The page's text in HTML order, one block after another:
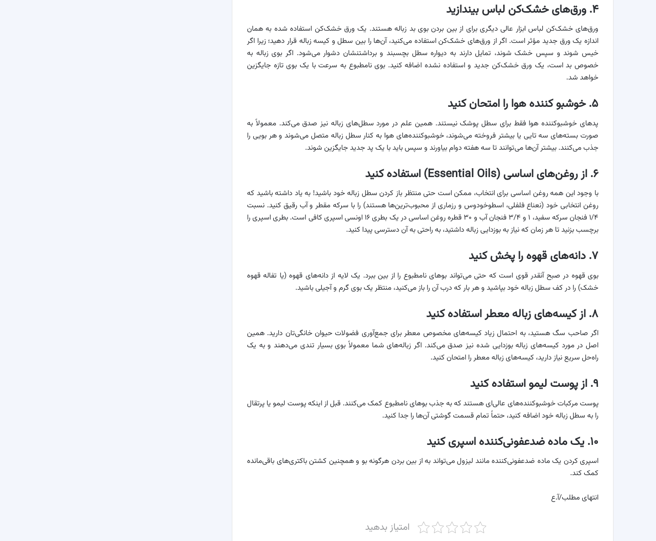
۴. ورق‌های خشک‌کن لباس بیندازید
ورق‌های خشک‌کن لباس ابزار عالی دیگری برای از بین بردن بوی بد زباله هستند. یک ورق خشک‌کن استفاده شده به همان
اندازه یک ورق جدید مؤثر است. اگر از ورق‌های خشک‌کن استفاده می‌کنید، آن‌ها را بین سطل و کیسه زباله قرار دهید؛ زیرا اگر
خیس شوند و سپس خشک شوند، تمایل دارند به دیواره سطل بچسبند و برداشتنشان دشوار می‌شود. اگر بوی زباله به
خصوص بد است، یک ورق خشک‌کن جدید و استفاده نشده اضافه کنید. بوی نامطبوع به سرعت با یک بوی تازه جایگزین
خواهد شد.
۵. خوشبو کننده هوا را امتحان کنید
پدهای خوشبوکننده هوا فقط برای سطل پوشک نیستند. همین علم در مورد سطل‌های زباله نیز صدق می‌کند. معمولاً به
صورت بسته‌های سه تایی یا بیشتر فروخته می‌شوند، خوشبوکننده‌های هوا به کنار سطل زباله متصل می‌شوند و هر بویی را
جذب می‌کنند. بیشتر آن‌ها می‌توانند تا سه هفته دوام بیاورند و سپس باید با یک پد جدید جایگزین شوند.
۶. از روغن‌های اساسی (Essential Oils) استفاده کنید
با وجود این همه روغن اساسی برای انتخاب، ممکن است حتی منتظر باز کردن سطل زباله خود باشید! به یاد داشته باشید که
روغن انتخابی خود (نعناع فلفلی، اسطوخودوس و رزماری از محبوب‌ترین‌ها هستند) را با سرکه مقطر و آب رقیق کنید. نسبت
۱/۴ فنجان سرکه سفید، ۱ و ۳/۴ فنجان آب و ۳۰ قطره روغن اساسی در یک بطری ۱۶ اونسی اسپری کافی است. بطری اسپری را
برچسب بزنید تا هر زمان که نیاز به بوزدایی زباله داشتید، به راحتی به آن دسترسی پیدا کنید.
۷. دانه‌های قهوه را پخش کنید
بوی قهوه در صبح آنقدر قوی است که حتی می‌تواند بوهای نامطبوع را از بین ببرد. یک لایه از دانه‌های قهوه (یا تفاله قهوه
خشک) را در کف سطل زباله خود بپاشید و هر بار که درب آن را باز می‌کنید، منتظر یک بوی گرم و آجیلی باشید.
۸. از کیسه‌های زباله معطر استفاده کنید
اگر صاحب سگ هستید، به احتمال زیاد کیسه‌های مخصوص معطر برای جمع‌آوری فضولات حیوان خانگی‌تان دارید. همین
اصل در مورد کیسه‌های زباله بوزدایی شده نیز صدق می‌کند. اگر زباله‌های شما معمولاً بوی بسیار تندی می‌دهند و به یک
راه‌حل سریع نیاز دارید، کیسه‌های زباله معطر را امتحان کنید.
۹. از پوست لیمو استفاده کنید
پوست مرکبات خوشبوکننده‌های عالی‌ای هستند که به جذب بوهای نامطبوع کمک می‌کنند. قبل از اینکه پوست لیمو یا پرتقال
را به سطل زباله خود اضافه کنید، حتماً تمام قسمت گوشتی آن‌ها را جدا کنید.
۱۰. یک ماده ضدعفونی‌کننده اسپری کنید
اسپری کردن یک ماده ضدعفونی‌کننده مانند لیزول می‌تواند به از بین بردن هرگونه بو و همچنین کشتن باکتری‌های باقی‌مانده
کمک کند.
انتهای مطلب/آ.ع
امتیاز بدهید